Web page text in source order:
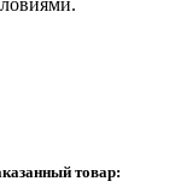
товар: